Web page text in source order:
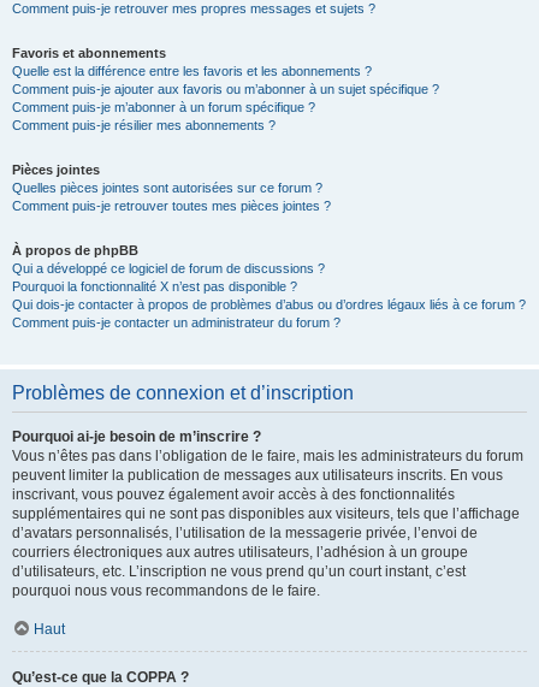
Comment puis-je retrouver mes propres messages et sujets ?
Favoris et abonnements
Quelle est la différence entre les favoris et les abonnements ?
Comment puis-je ajouter aux favoris ou m’abonner à un sujet spécifique ?
Comment puis-je m’abonner à un forum spécifique ?
Comment puis-je résilier mes abonnements ?
Pièces jointes
Quelles pièces jointes sont autorisées sur ce forum ?
Comment puis-je retrouver toutes mes pièces jointes ?
À propos de phpBB
Qui a développé ce logiciel de forum de discussions ?
Pourquoi la fonctionnalité X n’est pas disponible ?
Qui dois-je contacter à propos de problèmes d’abus ou d’ordres légaux liés à ce forum ?
Comment puis-je contacter un administrateur du forum ?
Problèmes de connexion et d’inscription
Pourquoi ai-je besoin de m’inscrire ?
Vous n’êtes pas dans l’obligation de le faire, mais les administrateurs du forum
peuvent limiter la publication de messages aux utilisateurs inscrits. En vous
inscrivant, vous pouvez également avoir accès à des fonctionnalités
supplémentaires qui ne sont pas disponibles aux visiteurs, tels que l’affichage
d’avatars personnalisés, l’utilisation de la messagerie privée, l’envoi de
courriers électroniques aux autres utilisateurs, l’adhésion à un groupe
d’utilisateurs, etc. L’inscription ne vous prend qu’un court instant, c’est
pourquoi nous vous recommandons de le faire.
Haut
Qu’est-ce que la COPPA ?